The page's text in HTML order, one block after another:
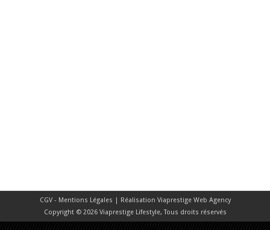
CGV - Mentions Légales | Réalisation Viaprestige Web Agency
Copyright © 2026 Viaprestige Lifestyle, Tous droits réservés